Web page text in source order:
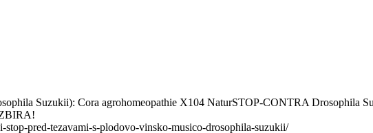
Suzukii): Cora agrohomeopathie X104 NaturSTOP-CONTRA Drosophila
pred-tezavami-s-plodovo-vinsko-musico-drosophila-suzukii/